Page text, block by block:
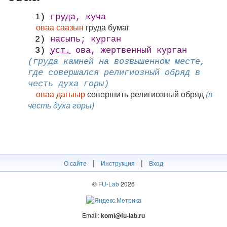
1) груда, куча
оваа саазын груда бумаг
2)
насыпь; курган
3)
уст. ова, жертвенный курган
(груда камней на возвышенном месте,
где совершался религиозный обряд в
честь духа горы)
оваа дагыырсовершить религиозный обряд (в
честь духа горы)
О сайте | Инструкция | Вход
© FU-Lab2026
Email:komi@fu-lab.ru